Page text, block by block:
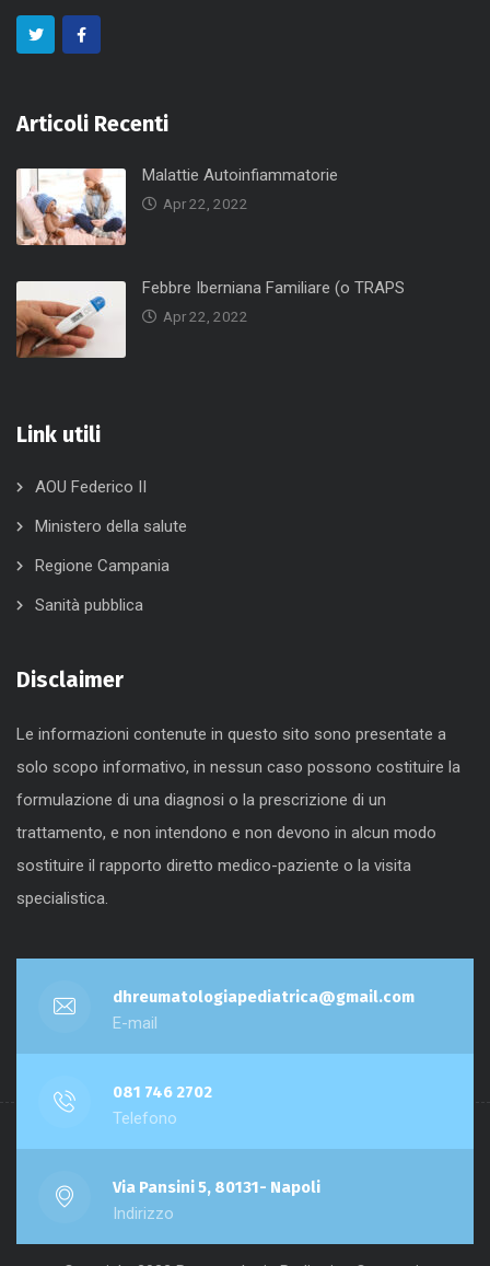
Articoli Recenti
Malattie Autoinfiammatorie
Apr 22, 2022
Febbre Iberniana Familiare (o TRAPS
Apr 22, 2022
Link utili
AOU Federico II
Ministero della salute
Regione Campania
Sanità pubblica
Disclaimer
Le informazioni contenute in questo sito sono presentate a
solo scopo informativo, in nessun caso possono costituire la
formulazione di una diagnosi o la prescrizione di un
trattamento, e non intendono e non devono in alcun modo
sostituire il rapporto diretto medico-paziente o la visita
specialistica.
dhreumatologiapediatrica@gmail.com
E-mail
081 746 2702
Telefono
Via Pansini 5, 80131- Napoli
Indirizzo